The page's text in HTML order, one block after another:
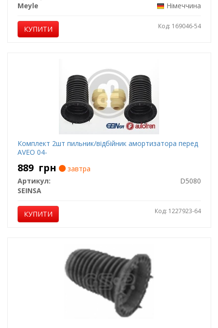
Meyle
Німеччина
КУПИТИ Код: 169046-54
Комплект 2шт пильник/відбійник амортизатора перед
AVEO 04-
889 грн
завтра
Артикул:
D5080
SEINSA
КУПИТИ Код: 1227923-64